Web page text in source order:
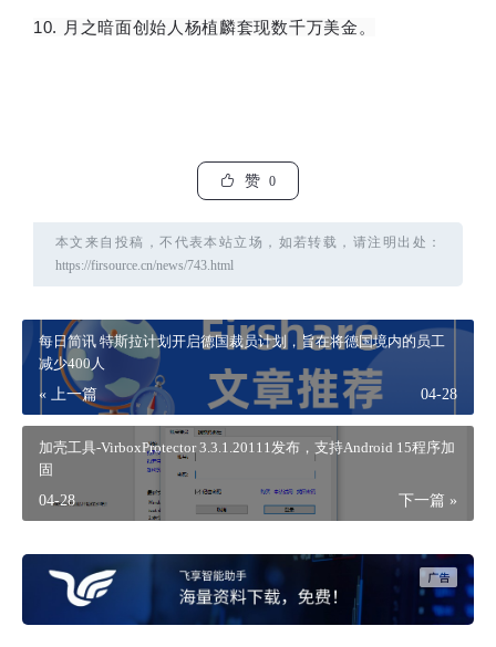
10. 月之暗面创始人杨植麟套现数千万美金。
赞 0
本文来自投稿，不代表本站立场，如若转载，请注明出处：
https://firsource.cn/news/743.html
每日简讯 特斯拉计划开启德国裁员计划，旨在将德国境内的员工
减少400人
« 上一篇 04-28
加壳工具-VirboxProtector 3.3.1.20111发布，支持Android 15程序加
固
下一篇 »
04-28